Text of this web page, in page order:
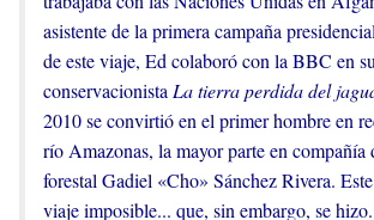
asistente de la primera campaña
de este viaje, Ed colaboró con la BBC en
conservacionista La tierra perdida del
2010 se convirtió en el primer hombre en
río Amazonas, la mayor parte en compañía
forestal Gadiel «Cho» Sánchez Rivera.
viaje imposible... que, sin embargo, se hizo.